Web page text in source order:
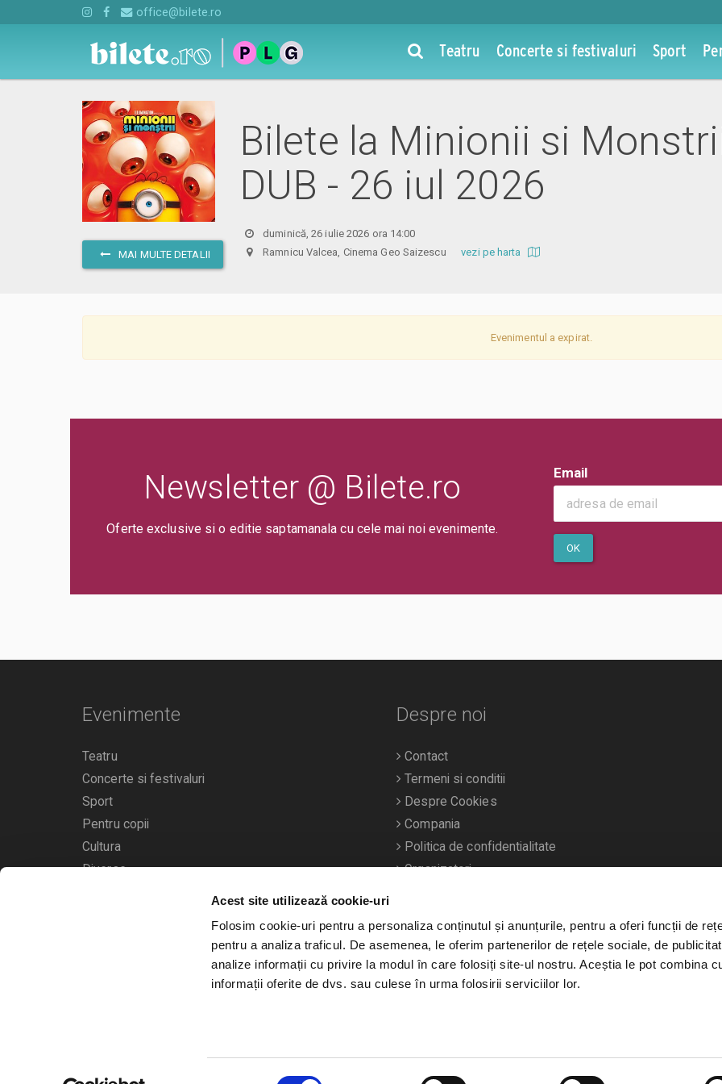
Acest site utilizează cookie-uri
Folosim cookie-uri pentru a personaliza conținutul și anunțurile, pentru a oferi funcții de
pentru a analiza traficul. De asemenea, le oferim partenerilor de rețele sociale, de
analize informații cu privire la modul în care folosiți site-ul nostru. Aceștia le pot combina
informații oferite de dvs. sau culese în urma folosirii serviciilor lor.
office@bilete.ro
Teatru Concerte si festivaluri Sport
MAI MULTE DETALII
Bilete la Minionii si
DUB - 26 iul 2026
duminică, 26 iulie 2026 ora 14:00
Ramnicu Valcea, Cinema Geo Saizescuvezi pe harta
Evenimentul a expirat.
Newsletter @ Bilete.ro
Oferte exclusive si o editie saptamanala cu cele mai noi evenimente.
Email
OK
Evenimente
Teatru
Concerte si festivaluri
Sport
Pentru copii
Cultura
Diverse
Calendarul evenimentelor
Despre noi
Contact
Termeni si conditii
Despre Cookies
Compania
Politica de confidentialitate
Organizatori
Bilete.ro